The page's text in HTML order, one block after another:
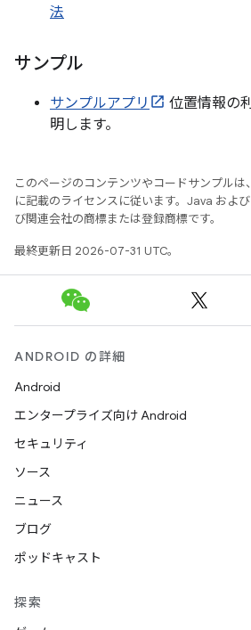
法
サンプル
サンプルアプリ
位置情報の
明します。
このページのコンテンツやコードサンプルは、
に記載のライセンスに従います。Java およ
び関連会社の商標または登録商標です。
最終更新日 2026-07-31 UTC。
ANDROID の詳細
Android
エンタープライズ向け Android
セキュリティ
ソース
ニュース
ブログ
ポッドキャスト
探索